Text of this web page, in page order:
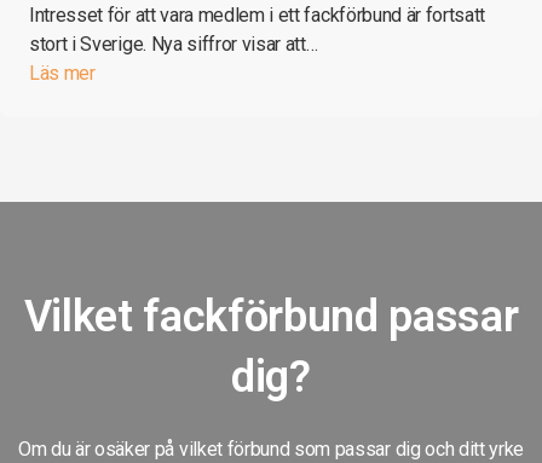
Intresset för att vara medlem i ett fackförbund är fortsatt
stort i Sverige. Nya siffror visar att…
Läs mer
Vilket fackförbund passar
dig?
Om du är osäker på vilket förbund som passar dig och ditt yrke